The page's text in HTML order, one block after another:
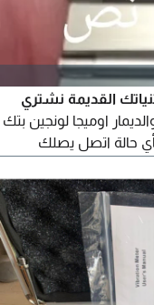
القديمة نشتري
اوميجا لونجين بتك
حالة اتصل يصلك